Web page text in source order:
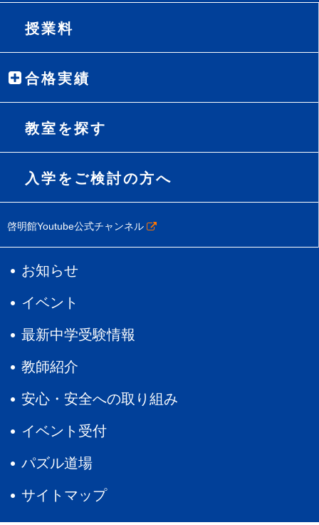
授業料
合格実績
教室を探す
入学をご検討の方へ
啓明館Youtube公式チャンネル
お知らせ
イベント
最新中学受験情報
教師紹介
安心・安全への取り組み
イベント受付
パズル道場
サイトマップ